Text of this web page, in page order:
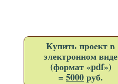
Купить проект в
электронном виде
(формат «pdf»)
=5000руб.